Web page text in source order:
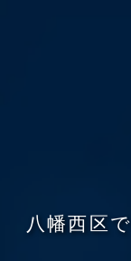
八 幡西区で